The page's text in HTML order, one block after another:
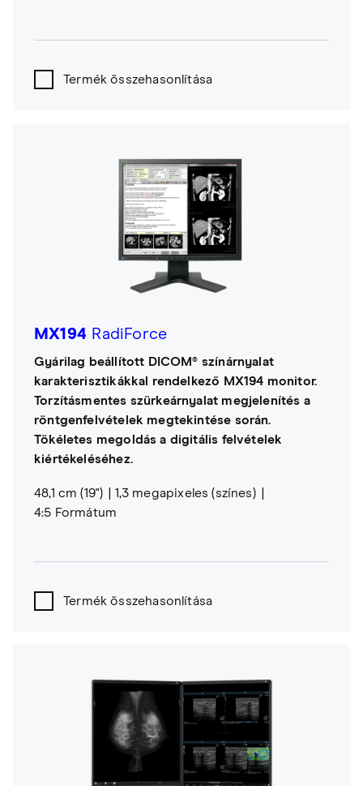
Termék összehasonlítása
MX194 RadiForce
Gyárilag beállított DICOM® színárnyalat
karakterisztikákkal rendelkező MX194 monitor.
Torzításmentes szürkeárnyalat megjelenítés a
röntgenfelvételek megtekintése során.
Tökéletes megoldás a digitális felvételek
kiértékeléséhez.
48,1 cm (19")
1,3 megapixeles (színes)
4:5 Formátum
Termék összehasonlítása